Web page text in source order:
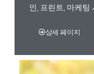
인, 프린트, 마케팅
상세 페이지